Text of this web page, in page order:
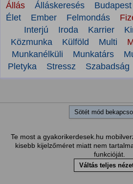
Állás Álláskeresés Budapest
Élet
Ember Felmondás
Interjú
Iroda Karrier
Közmunka
Külföld Multi
Munkanélküli
Munkatárs
Pletyka
Stressz Szabadság
Sötét mód
Te most a gyakorikerdesek.hu
kisebb kijelzőméret miatt nem
funkcióját.
Váltás teljes